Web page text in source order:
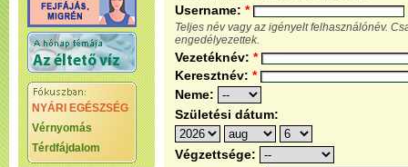
NYÁRI EGÉSZSÉG
Vérnyomás
Térdfájdalom
Username: *
Teljes név vagy az igényelt felhasználónév.
engedélyezettek.
Vezetéknév: *
Keresztnév: *
Neme:
Születési dátum:
Végzettsége: